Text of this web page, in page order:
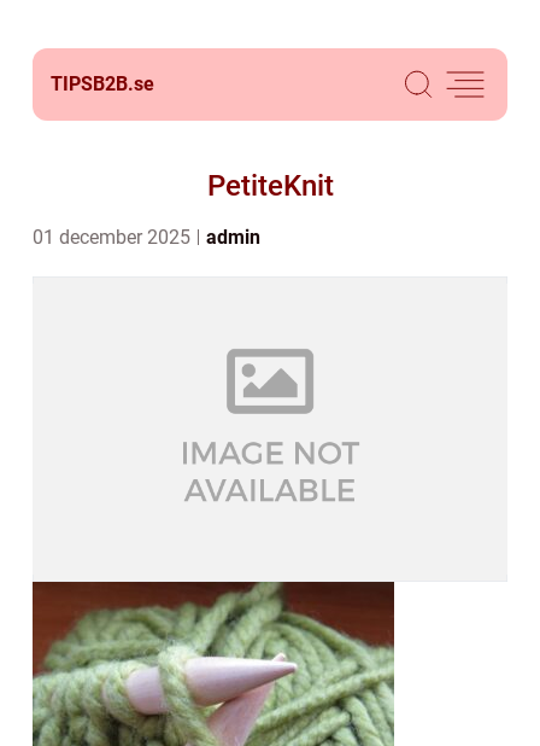
TIPSB2B.se
PetiteKnit
01 december 2025 admin